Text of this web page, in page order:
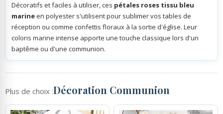
Décoratifs et faciles à utiliser, ces pétales roses tissu bleu
marineen polyester s'utilisent pour sublimer vos tables de
réception ou comme confettis floraux à la sortie d'église. Leur
coloris marine intense apporte une touche classique lors d'un
baptême ou d'une communion.
Plus de choix :Décoration Communion